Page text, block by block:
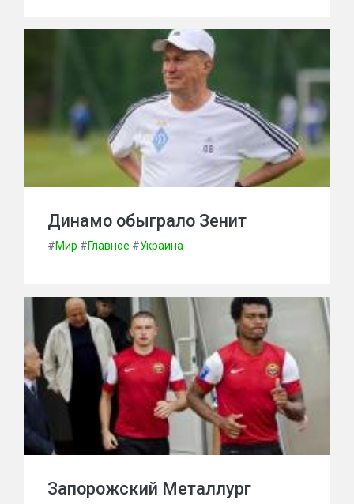
Динамо обыграло Зенит
#Мир #Главное #Украина
Запорожский Металлург